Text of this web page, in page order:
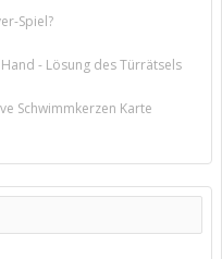
Spiel?
- Lösung des Türrätsels
Schwimmkerzen Karte